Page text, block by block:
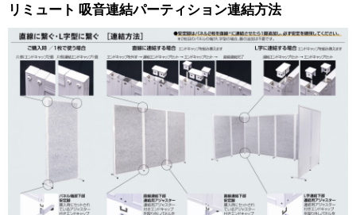
リミュート 吸音連結パーティション連結方法